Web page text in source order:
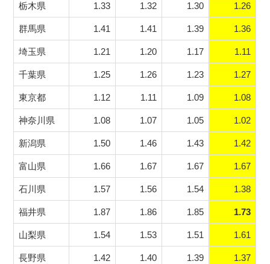
栃木県 1.33 1.32 1.30 1.26
群馬県 1.41 1.41 1.39 1.36
埼玉県 1.21 1.20 1.17 1.11
千葉県 1.25 1.26 1.23 1.27
東京都 1.12 1.11 1.09 1.08
神奈川県 1.08 1.07 1.05 1.02
新潟県 1.50 1.46 1.43 1.42
富山県 1.66 1.67 1.67 1.67
石川県 1.57 1.56 1.54 1.38
福井県 1.87 1.86 1.85 1.73
山梨県 1.54 1.53 1.51 1.61
長野県 1.42 1.40 1.39 1.37